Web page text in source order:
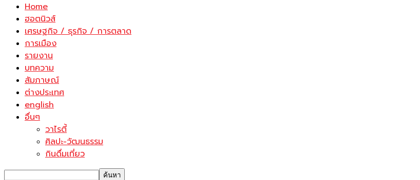
Home
ฮอตนิวส์
เศรษฐกิจ / ธุรกิจ / การตลาด
การเมือง
รายงาน
บทความ
สัมภาษณ์
ต่างประเทศ
english
อื่นๆ
วาไรตี้
ศิลปะ-วัฒนธรรม
กินดื่มเที่ยว